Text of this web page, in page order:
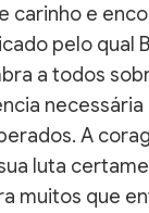
carinho e
pelo qual
a todos
A
luta
muitos que